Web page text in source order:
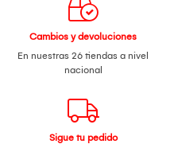
Cambios y devoluciones
En nuestras 26 tiendas a nivel
nacional
Sigue tu pedido